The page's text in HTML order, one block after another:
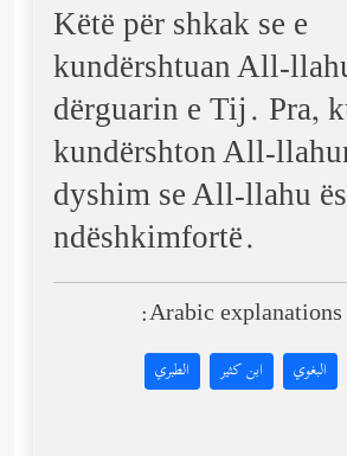
Këtë për shkak se e
kundërshtuan All-
dërguarin e Tij. Pra,
kundërshton All-
dyshim se All-llahu
ndëshkimfortë.
Arabic explanations
البغوي ابن كثير الطبري